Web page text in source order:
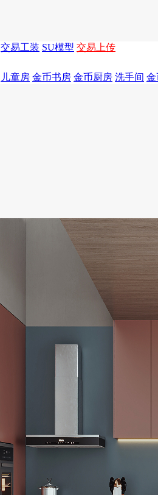
工装 SU模 金币
年费视频 年费模型 年费精选
交易工装 SU模型 交易上传
儿童房 金币书房 金币厨房 洗手间 金